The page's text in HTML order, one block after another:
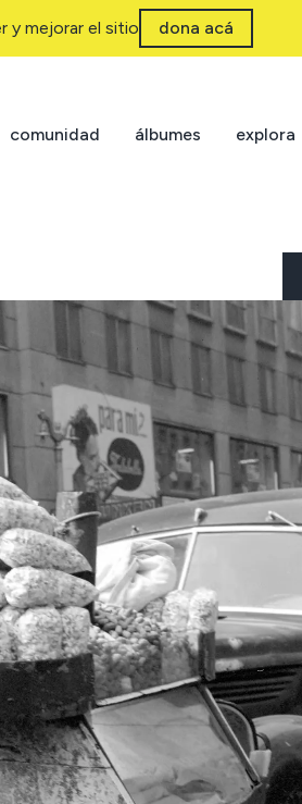
y mejorar el sitio dona acá
comunidad álbumes explora